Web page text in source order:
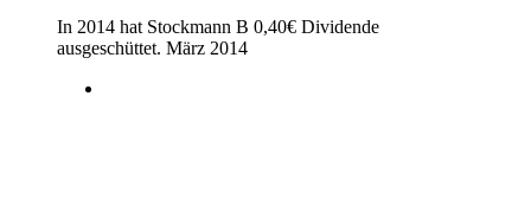
In 2014 hat Stockmann B 0,40€ Dividende
ausgeschüttet. März 2014